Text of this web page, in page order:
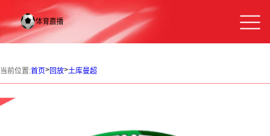
当前位置:首页>回放>土库曼超